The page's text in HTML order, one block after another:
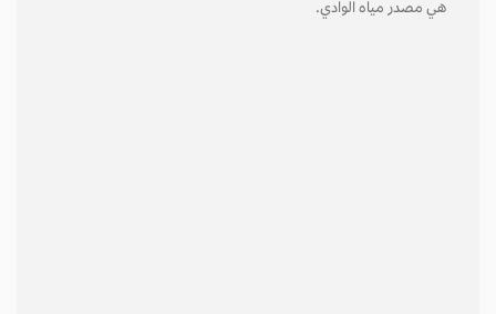
هي مصدر مياه الوادي.